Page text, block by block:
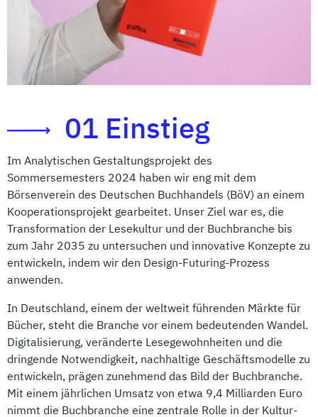
01 Einstieg
Im Analytischen Gestaltungsprojekt des
Sommersemesters 2024 haben wir eng mit dem
Börsenverein des Deutschen Buchhandels (BöV) an einem
Kooperationsprojekt gearbeitet. Unser Ziel war es, die
Transformation der Lesekultur und der Buchbranche bis
zum Jahr 2035 zu untersuchen und innovative Konzepte zu
entwickeln, indem wir den Design-Futuring-Prozess
anwenden.
In Deutschland, einem der weltweit führenden Märkte für
Bücher, steht die Branche vor einem bedeutenden Wandel.
Digitalisierung, veränderte Lesegewohnheiten und die
dringende Notwendigkeit, nachhaltige Geschäftsmodelle zu
entwickeln, prägen zunehmend das Bild der Buchbranche.
Mit einem jährlichen Umsatz von etwa 9,4 Milliarden Euro
nimmt die Buchbranche eine zentrale Rolle in der Kultur-